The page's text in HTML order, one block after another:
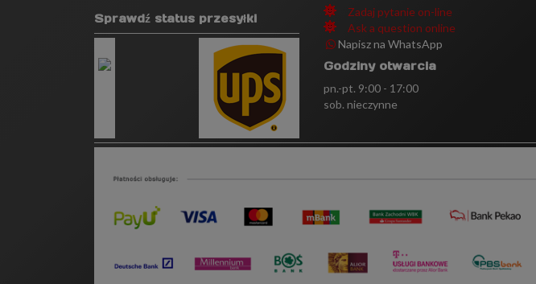
Sprawdź status przesyłki
Zadaj pytanie on-line
Ask a question online
Napisz na WhatsApp
Godziny otwarcia
pn.-pt. 9:00 - 17:00
sob. nieczynne